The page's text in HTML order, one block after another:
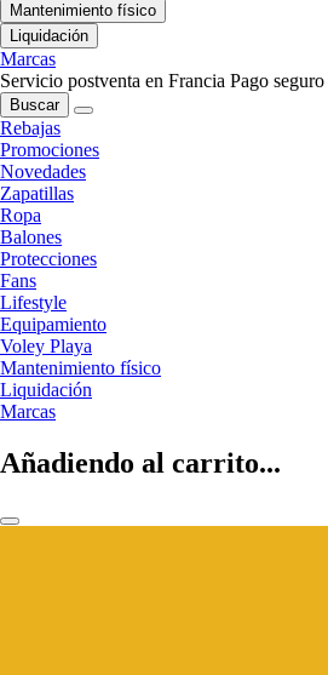
Mantenimiento físico
Liquidación
Marcas
Servicio postventa en Francia Pago seguro
Buscar
Rebajas
Promociones
Novedades
Zapatillas
Ropa
Balones
Protecciones
Fans
Lifestyle
Equipamiento
Voley Playa
Mantenimiento físico
Liquidación
Marcas
Añadiendo al carrito...